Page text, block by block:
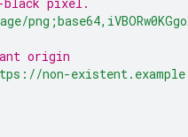
origin
non-